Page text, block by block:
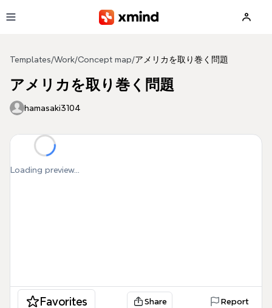
Templates/Work/Concept map/アメリカを取り巻く問題
アメリカを取り巻く問題
hamasaki3104
Loading preview...
Favorites Share Report